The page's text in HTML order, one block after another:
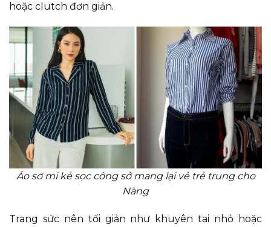
hoặc clutch đơn giản.
Áo sơ mi kẻ sọc công sở mang lại vẻ trẻ trung cho
Nàng
Trang sức nên tối giản như khuyên tai nhỏ hoặc